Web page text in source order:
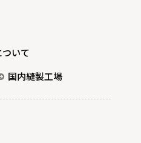
いて
国内縫製工場